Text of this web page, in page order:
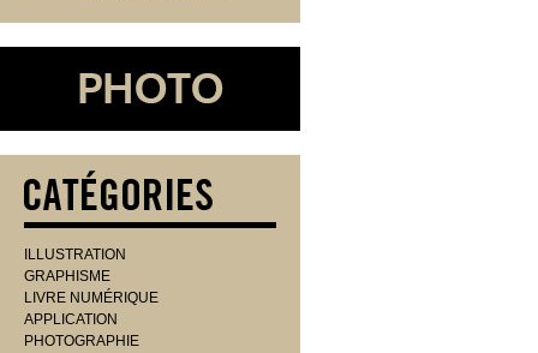
ILLUSTRATION
GRAPHISME
LIVRE NUMÉRIQUE
APPLICATION
PHOTOGRAPHIE